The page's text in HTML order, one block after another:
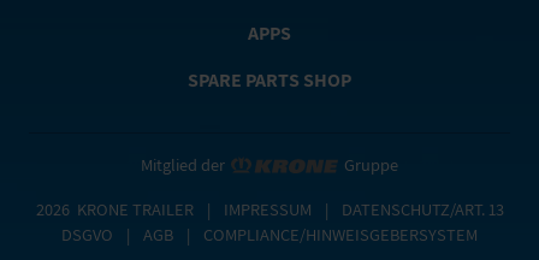
APPS
SPARE PARTS SHOP
Mitglied der
Gruppe
2026 KRONE TRAILER | IMPRESSUM |
DATENSCHUTZ/ART. 13
DSGVO
| AGB | COMPLIANCE/HINWEISGEBERSYSTEM